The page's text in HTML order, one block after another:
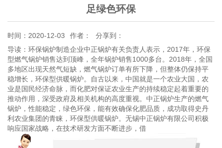
足绿色环保
时间：2020-12-03 作者：
分享到：
导读：环保锅炉制造企业中正锅炉有关负责人表示，2017年，环保
型燃气锅炉销售达到顶峰，全年锅炉销售1000多台。2018年，全国
多地区出现天然气短缺，燃气锅炉订单有所下降，但整体仍保持平
稳增长，环保型供暖锅炉。自古以来，中国就是一个农业大国，农
业是国民经济命脉，而化肥对保证农业生产的持续稳定起着重要的
推动作用，深受政府及相关机构的高度重视。中正锅炉生产的燃气
锅炉，性能稳定，绿色环保，能有效确保化肥品质，成功取得史丹
利农业集团的青睐，环保型供暖锅炉。无锡中正锅炉有限公司积极
响应国家战略，在技术研发方面不断进步，借